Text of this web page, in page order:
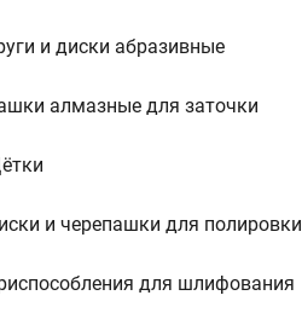
и диски абразивные
алмазные для заточки
и черепашки для полировки
для шлифования